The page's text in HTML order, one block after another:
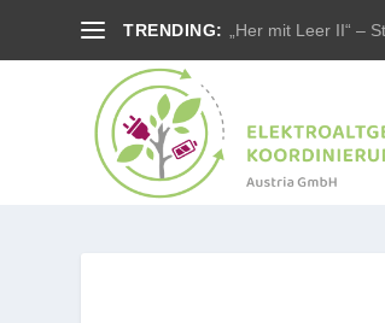
TRENDING: „Her mit Leer II“ –